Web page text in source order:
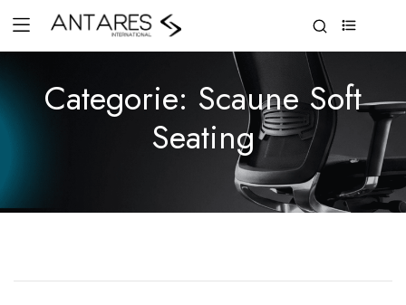
Categorie: Scaune Soft
Seating